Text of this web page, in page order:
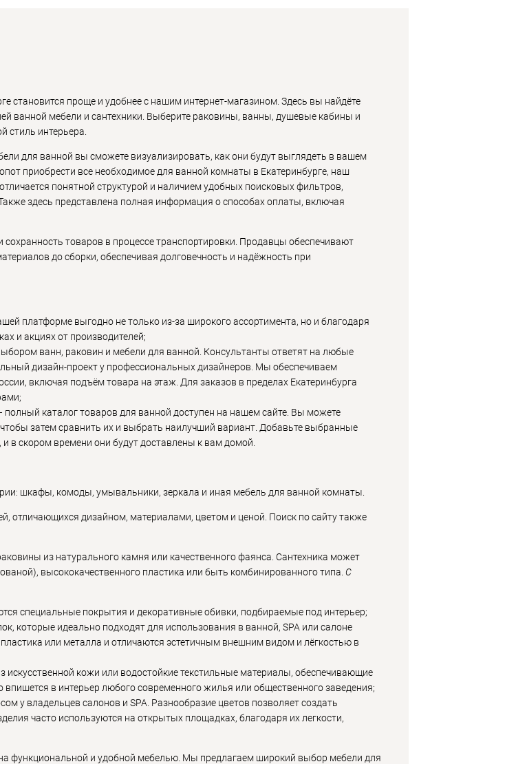
становится проще и удобнее с нашим интернет-магазином. Здесь вы найдёте
ванной мебели и сантехники. Выберите раковины, ванны, душевые кабины и
стиль интерьера.
для ванной вы сможете визуализировать, как они будут выглядеть в вашем
приобрести все необходимое для ванной комнаты в Екатеринбурге, наш
понятной структурой и наличием удобных поисковых фильтров,
здесь представлена полная информация о способах оплаты, включая
товаров в процессе транспортировки. Продавцы обеспечивают
до сборки, обеспечивая долговечность и надёжность при
платформе выгодно не только из-за широкого ассортимента, но и благодаря
и акциях от производителей;
ванн, раковин и мебели для ванной. Консультанты ответят на любые
дизайн-проект у профессиональных дизайнеров. Мы обеспечиваем
включая подъём товара на этаж. Для заказов в пределах Екатеринбурга
каталог товаров для ванной доступен на нашем сайте. Вы можете
затем сравнить их и выбрать наилучший вариант. Добавьте выбранные
в скором времени они будут доставлены к вам домой.
шкафы, комоды, умывальники, зеркала и иная мебель для ванной комнаты.
отличающихся дизайном, материалами, цветом и ценой. Поиск по сайту также
из натурального камня или качественного фаянса. Сантехника может
высококачественного пластика или быть комбинированного типа. С
специальные покрытия и декоративные обивки, подбираемые под интерьер;
которые идеально подходят для использования в ванной, SPA или салоне
или металла и отличаются эстетичным внешним видом и лёгкостью в
кожи или водостойкие текстильные материалы, обеспечивающие
впишется в интерьер любого современного жилья или общественного заведения;
у владельцев салонов и SPA. Разнообразие цветов позволяет создать
часто используются на открытых площадках, благодаря их легкости,
функциональной и удобной мебелью. Мы предлагаем широкий выбор мебели для